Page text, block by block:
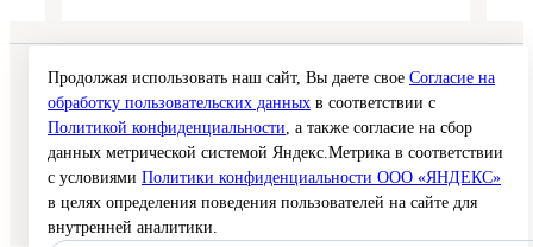
© 2026 Interra Deco Group
Политика конфиденциальности
Согласие на обработку персональных данных
Публичная оферта
Карта сайта
Создание сайта —
Продолжая использовать наш сайт, Вы даете свое Согласие на
обработку пользовательских данных в соответствии с
Политикой конфиденциальности, а также согласие на сбор
данных метрической системой Яндекс.Метрика в соответствии
с условиями Политики конфиденциальности ООО «ЯНДЕКС»
в целях определения поведения пользователей на сайте для
внутренней аналитики.